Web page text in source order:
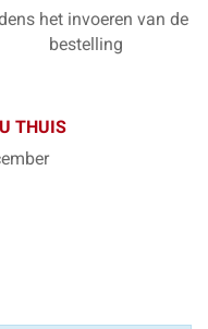
het invoeren van de
bestelling
THUIS